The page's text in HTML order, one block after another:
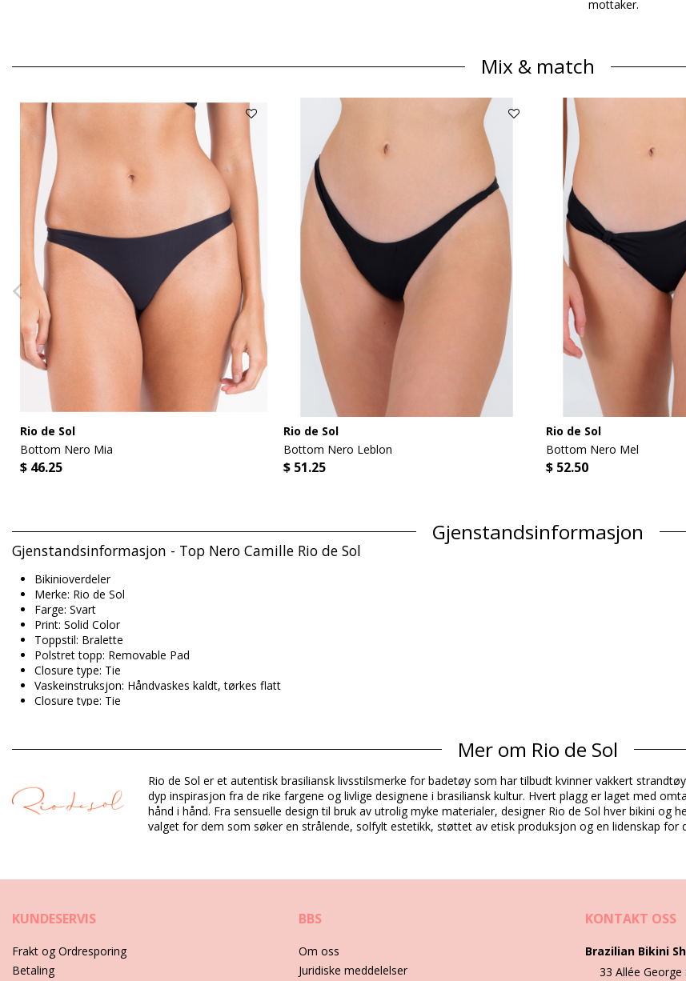
mottaker.
Mix & match
Rio de Sol
Bottom Nero Mia
$ 46.25
Rio de Sol
Bottom Nero Leblon
$ 51.25
Rio de Sol
Bottom Nero Mel
$ 52.50
Gjenstandsinformasjon
Gjenstandsinformasjon - Top Nero Camille Rio de Sol
Bikinioverdeler
Merke: Rio de Sol
Farge: Svart
Print: Solid Color
Toppstil: Bralette
Polstret topp: Removable Pad
Closure type: Tie
Vaskeinstruksjon: Håndvaskes kaldt, tørkes flatt
Closure type: Tie
Sammensetning
Sammensetning: 84% Biodegradable Nylon (AMNI SOUL ECO), 16% Spandex (LYCRA) - OEKO-TEX - Chlorine Resistant
Fôr: 84% Polyamide, 16% Elastane - Oeko-Tex
UV Protection: UPF 50+
Produkt informasjon
Pakken inneholder: 1 x Bikinioverdeler (Annet tilbehør er ikke inkludert)
SKU: 1981122621
EAN: XS (7899810326829), S (7899810326836), M (7899810326843), L (7899810326850), XL (7899810326867)
Vekt: 55g / 0.12lb / 1.94oz
Retusjerte foto
Mer om Rio de Sol
Rio de Sol er et autentisk brasiliansk livsstilsmerke for badetøy som har tilbudt kvinner vakkert
dyp inspirasjon fra de rike fargene og livlige designene i brasiliansk kultur. Hvert plagg er laget med
hånd i hånd. Fra sensuelle design til bruk av utrolig myke materialer, designer Rio de Sol hver bikini
valget for dem som søker en strålende, solfylt estetikk, støttet av etisk produksjon og en lidenskap for
KUNDESERVIS
Frakt og Ordresporing
Betaling
BBS
Om oss
Juridiske meddelelser
KONTAKT OSS
Brazilian Bikini
33 Allée George